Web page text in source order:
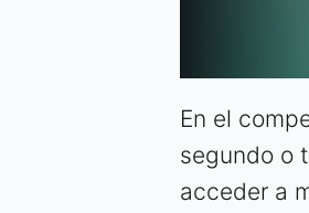
En el
segundo o
acceder a